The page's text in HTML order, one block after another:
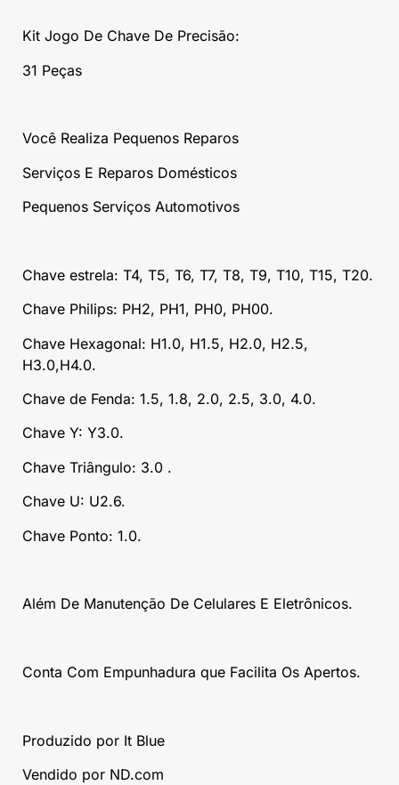
Kit Jogo De Chave De Precisão:
31 Peças
Você Realiza Pequenos Reparos
Serviços E Reparos Domésticos
Pequenos Serviços Automotivos
Chave estrela: T4, T5, T6, T7, T8, T9, T10, T15, T20.
Chave Philips: PH2, PH1, PH0, PH00.
Chave Hexagonal: H1.0, H1.5, H2.0, H2.5,
H3.0,H4.0.
Chave de Fenda: 1.5, 1.8, 2.0, 2.5, 3.0, 4.0.
Chave Y: Y3.0.
Chave Triângulo: 3.0 .
Chave U: U2.6.
Chave Ponto: 1.0.
Além De Manutenção De Celulares E Eletrônicos.
Conta Com Empunhadura que Facilita Os Apertos.
Produzido por It Blue
Vendido por ND.com